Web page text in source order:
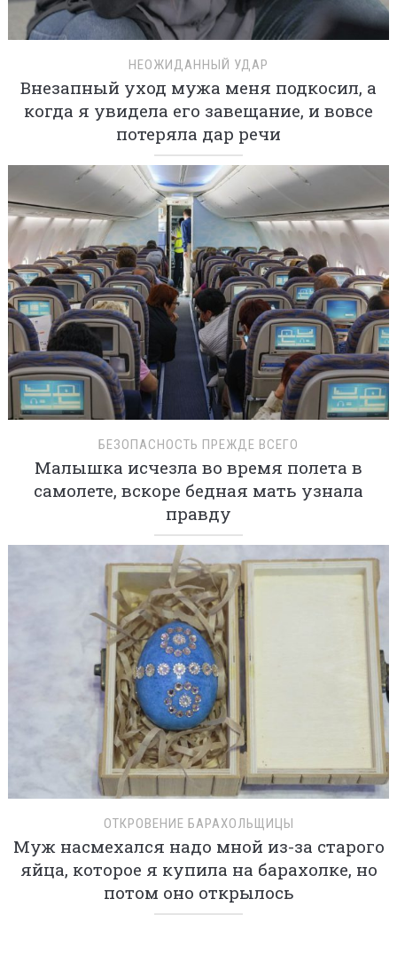
НЕОЖИДАННЫЙ УДАР
Внезапный уход мужа меня подкосил, а
когда я увидела его завещание, и вовсе
потеряла дар речи
БЕЗОПАСНОСТЬ ПРЕЖДЕ ВСЕГО
Малышка исчезла во время полета в
самолете, вскоре бедная мать узнала
правду
ОТКРОВЕНИЕ БАРАХОЛЬЩИЦЫ
Муж насмехался надо мной из-за старого
яйца, которое я купила на барахолке, но
потом оно открылось